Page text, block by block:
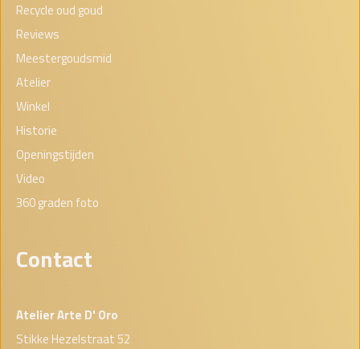
Recycle oud goud
Reviews
Meestergoudsmid
Atelier
Winkel
Historie
Openingstijden
Video
360 graden foto
Contact
Atelier Arte D' Oro
Stikke Hezelstraat 52